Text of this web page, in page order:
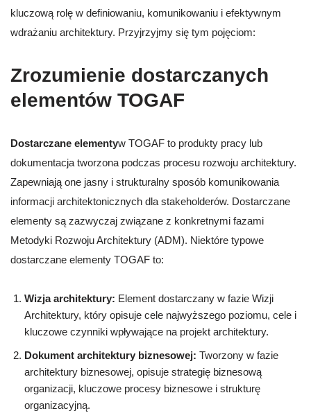
kluczową rolę w definiowaniu, komunikowaniu i efektywnym
wdrażaniu architektury. Przyjrzyjmy się tym pojęciom:
Zrozumienie dostarczanych
elementów TOGAF
Dostarczane elementyw TOGAF to produkty pracy lub
dokumentacja tworzona podczas procesu rozwoju architektury.
Zapewniają one jasny i strukturalny sposób komunikowania
informacji architektonicznych dla stakeholderów. Dostarczane
elementy są zazwyczaj związane z konkretnymi fazami
Metodyki Rozwoju Architektury (ADM). Niektóre typowe
dostarczane elementy TOGAF to:
Wizja architektury: Element dostarczany w fazie Wizji
Architektury, który opisuje cele najwyższego poziomu, cele i
kluczowe czynniki wpływające na projekt architektury.
Dokument architektury biznesowej: Tworzony w fazie
architektury biznesowej, opisuje strategię biznesową
organizacji, kluczowe procesy biznesowe i strukturę
organizacyjną.